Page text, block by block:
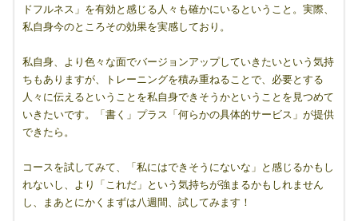
ドフルネス」を有効と感じる人々も確かにいるということ。実際、
私自身今のところその効果を実感しており。
私自身、より色々な面でバージョンアップしていきたいという気持
ちもありますが、トレーニングを積み重ねることで、必要とする
人々に伝えるということを私自身できそうかということを見つめて
いきたいです。「書く」プラス「何らかの具体的サービス」が提供
できたら。
コースを試してみて、「私にはできそうにないな」と感じるかもし
れないし、より「これだ」という気持ちが強まるかもしれません
し、まあとにかくまずは八週間、試してみます！